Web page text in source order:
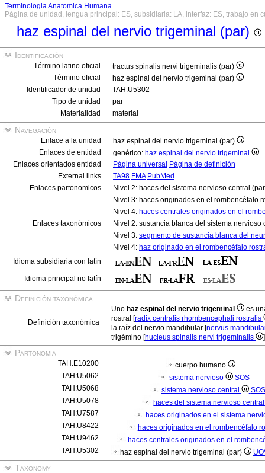
Terminologia Anatomica Humana
Página de unidad, lengua principal: ES, subsidiaria: LA, interfaz: ES, trabajo en
haz espinal del nervio trigeminal (par)
Identificación
Término latino oficial
tractus spinalis nervi trigeminalis (par)
Término oficial
haz espinal del nervio trigeminal (par)
Identificador de unidad
TAH:U5302
Tipo de unidad
par
Materialidad
material
Navegación
Enlace a la unidad
haz espinal del nervio trigeminal (par)
Enlaces de entidad
genérico: haz espinal del nervio trigeminal
Enlaces orientados entidad
Página universal Página de definición
External links
TA98 FMA PubMed
Enlaces partonomicos
Nivel 2: haces del sistema nervioso central
Nivel 3: haces originados en el rombencéfalo
Nivel 4: haces centrales originados en el
Enlaces taxonómicos
Nivel 2: sustancia blanca del sistema nervioso
Nivel 3: segmento de sustancia blanca del
Nivel 4: haz originado en el rombencéfalo
Idioma subsidiaria con latín
Idioma principal no latín
Definición taxonómica
Definición taxonómica
Uno haz espinal del nervio trigeminal
es
rostral [radix centralis rhombencephali rostralis
la raíz del nervio mandibular [nervus
trigémino [nucleus spinalis nervi trigeminalis
Partonomia
TAH:E10200
cuerpo humano
TAH:U5062
sistema nervioso
SOS
TAH:U5068
sistema nervioso central
SOS
TAH:U5078
haces del sistema nervioso
TAH:U7587
haces originados en el sistema
TAH:U8422
haces originados en el rombencéfalo
TAH:U9462
haces centrales originados en el
TAH:U5302
haz espinal del nervio trigeminal (par)
Taxonomy